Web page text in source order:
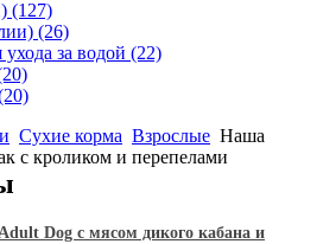
(127)
(26)
за водой (22)
Сухие корма Взрослые Наша
с кроликом и перепелами
Dog с мясом дикого кабана и